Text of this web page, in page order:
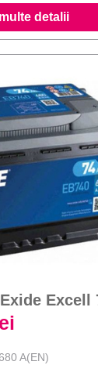
detalii
Excell
A(EN)